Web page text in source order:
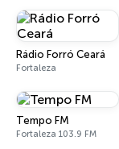
Rádio Forró Ceará
Fortaleza
Tempo FM
Fortaleza 103.9 FM